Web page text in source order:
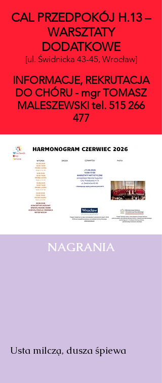
CAL PRZEDPOKÓJ H.13 –
WARSZTATY
DODATKOWE
[ul. Świdnicka 43-45, Wrocław]
INFORMACJE, REKRUTACJA
DO CHÓRU - mgr TOMASZ
MALESZEWSKI tel. 515 266
477
NAGRANIA
Usta milczą, dusza śpiewa